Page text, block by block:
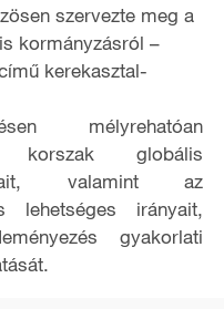
szervezte meg a
kormányzásról –
kerekasztal-
mélyrehatóan
globális
valamint az
lehetséges irányait,
gyakorlati